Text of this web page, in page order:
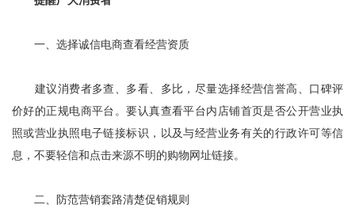
一、选择诚信电商查看经营资质
建议消费者多查、多看、多比，尽量选择经营信誉高、口碑评
价好的正规电商平台。要认真查看平台内店铺首页是否公开营业执
照或营业执照电子链接标识，以及与经营业务有关的行政许可等信
息，不要轻信和点击来源不明的购物网址链接。
二、防范营销套路清楚促销规则